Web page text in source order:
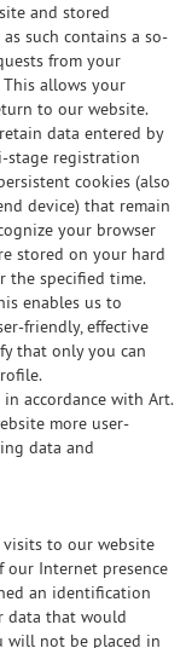
and stored
such contains a so-
from your
This allows your
to our website.
data entered by
stage registration
cookies (also
device) that remain
your browser
stored on your hard
the specified time.
enables us to
friendly, effective
that only you can
accordance with Art.
more user-
data and
to our website
Internet presence
an identification
data that would
will not be placed in